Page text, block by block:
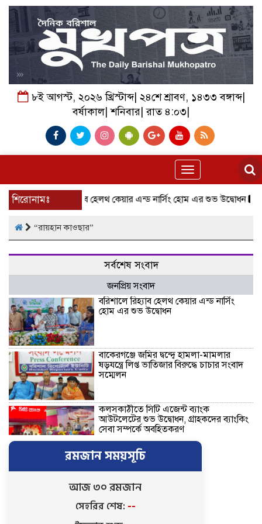
৮ই আগস্ট, ২০২৬ খ্রিস্টাব্দ| ২৪শে শ্রাবণ, ১৪৩৩ বঙ্গাব্দ|
বর্ষাকাল| শনিবার| রাত ৪:০৩|
Toggle
navigation
শিরোনামঃ
বরিশালে রিহ্যাব হেলথ কেয়ার এন্ড নার্সিং হোম এর শুভ উদ্বোধন
“রায়হান কাওছার”
সর্বশেষ সংবাদ
জনপ্রিয় সংবাদ
বরিশালে রিহ্যাব হেলথ কেয়ার এন্ড নার্সিং
হোম এর শুভ উদ্বোধন
বাকেরগঞ্জে জমির দ্বন্দ্বে হামলা-মামলার
ষড়যন্ত্রে লিপ্ত ভাতিজার বিরুদ্ধে চাচার সংবাদ
সম্মেলন
কলসকাঠীতে সিটি এজেন্ট ব্যাংক
আউটলেটের শুভ উদ্বোধন, গ্রাহকদের ব্যাংকিং
সেবা সম্পর্কে অবহিতকরণ
রাজাপুরে লঞ্চঘাটে গাঁজা-ইয়াবা সেবনের
আসর ভেঙে দিল ভ্রাম্যমাণ আদালত, ৩
মাদকসেবির কারাদণ্ড
রমজান সময়সূচি
আজ ৩০ রমজান
সেহরির শেষ: --